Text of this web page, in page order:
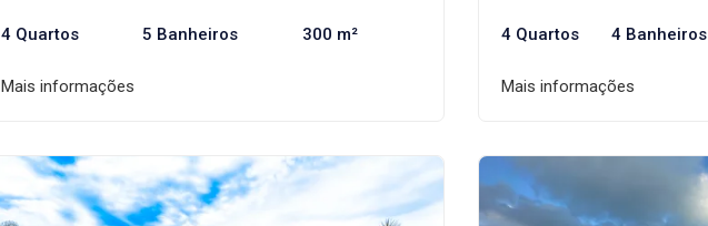
4 Quartos 5 Banheiros 300 m²
Mais informações
4 Quartos 4 Banheiros
Mais informações